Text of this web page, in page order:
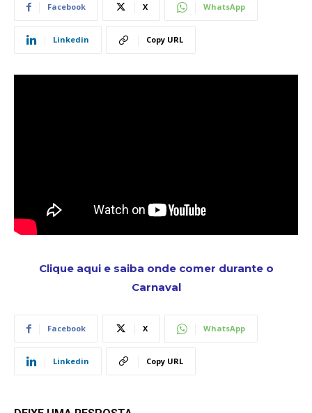
Facebook X WhatsApp
Linkedin Copy URL
Clique aqui e saiba onde comer durante o
Carnaval
Facebook X WhatsApp
Linkedin Copy URL